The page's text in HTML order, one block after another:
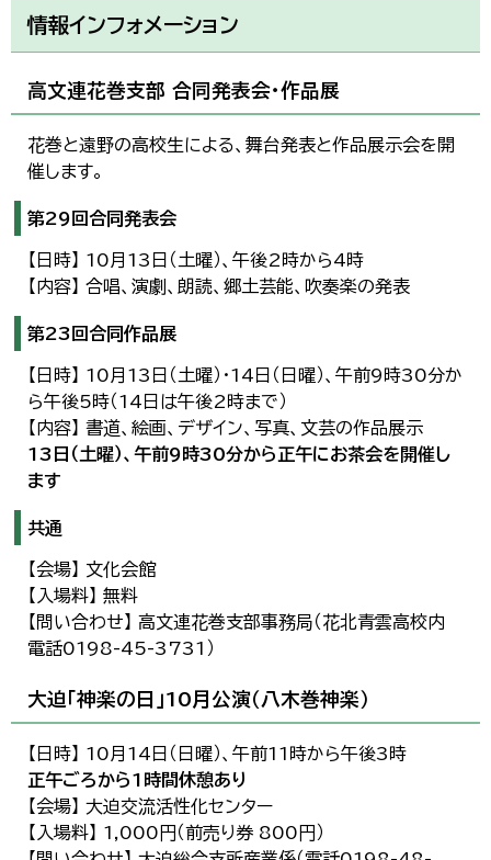
情報インフォメーション
高文連花巻支部 合同発表会・作品展
花巻と遠野の高校生による、舞台発表と作品展示会を開
催します。
第29回合同発表会
【日時】 10月13日（土曜）、午後2時から4時
【内容】 合唱、演劇、朗読、郷土芸能、吹奏楽の発表
第23回合同作品展
【日時】 10月13日（土曜）・14日（日曜）、午前9時30分か
ら午後5時（14日は午後2時まで）
【内容】 書道、絵画、デザイン、写真、文芸の作品展示
13日（土曜）、午前9時30分から正午にお茶会を開催し
ます
共通
【会場】 文化会館
【入場料】 無料
【問い合わせ】 高文連花巻支部事務局（花北青雲高校内
電話0198-45-3731）
大迫「神楽の日」10月公演（八木巻神楽）
【日時】 10月14日（日曜）、午前11時から午後3時
正午ごろから1時間休憩あり
【会場】 大迫交流活性化センター
【入場料】 1,000円（前売り券 800円）